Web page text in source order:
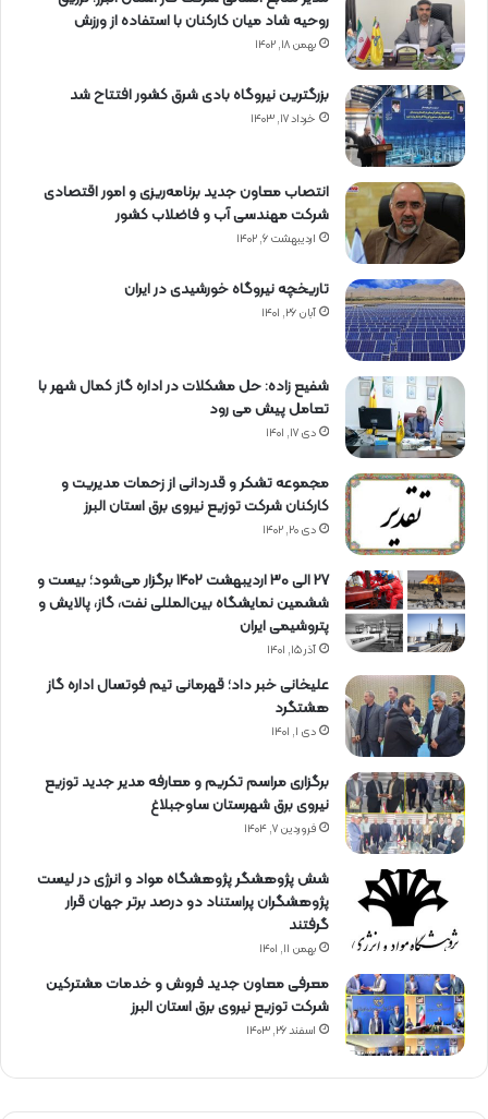
روحیه شاد میان کارکنان با استفاده از ورزش
بهمن ۱۸, ۱۴۰۲
بزرگترین نیروگاه بادی شرق کشور افتتاح شد
خرداد ۱۷, ۱۴۰۳
انتصاب معاون جدید برنامه‌ریزی و امور اقتصادی
شرکت مهندسی آب و فاضلاب کشور
اردیبهشت ۶, ۱۴۰۲
تاریخچه نیروگاه خورشیدی در ایران
آبان ۲۶, ۱۴۰۱
شفیع زاده: حل مشکلات در اداره گاز کمال شهر با
تعامل پیش می رود
دی ۱۷, ۱۴۰۱
مجموعه تشکر و قدردانی از زحمات مدیریت و
کارکنان شرکت توزیع نیروی برق استان البرز
دی ۲۰, ۱۴۰۲
27 الی 30 اردیبهشت 1402 برگزار می‌شود؛ بیست و
ششمین نمایشگاه بین‌المللی نفت، گاز، پالایش و
پتروشیمی ایران
آذر ۱۵, ۱۴۰۱
علیخانی خبر داد؛ قهرمانی تیم فوتسال اداره گاز
هشتگرد
دی ۱, ۱۴۰۱
برگزاری مراسم تكریم و معارفه مدیر جدید توزیع
نیروی برق شهرستان ساوجبلاغ
فروردین ۷, ۱۴۰۴
شش پژوهشگر پژوهشگاه مواد و انرژی در لیست
پژوهشگران پراستناد دو درصد برتر جهان قرار
گرفتند
بهمن ۱۱, ۱۴۰۱
معرفی معاون جدید فروش و خدمات مشتركین
شركت توزیع نیروی برق استان البرز
اسفند ۲۶, ۱۴۰۳